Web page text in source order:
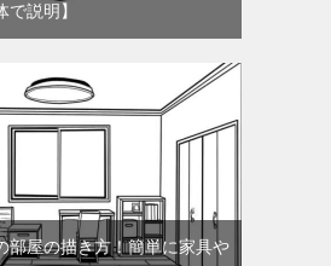
説明】
部屋の描き方！簡単に家具や